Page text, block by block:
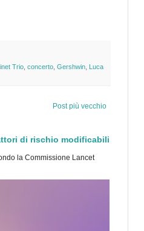
Trio concerto Gershwin Luca
Post più vecchio
di rischio modificabili
la Commissione Lancet